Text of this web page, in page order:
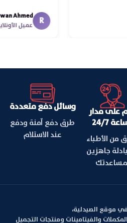
اسكندرية
R
Ahmed
عميل
على مدار
24/7
من الأطباء
جاهزين
وسائل دفع متعددة
طرق دفع آمنة ودفع
عند الاستلام
موقع الصيدلية،
والفيتامينات ومنتجات التجميل